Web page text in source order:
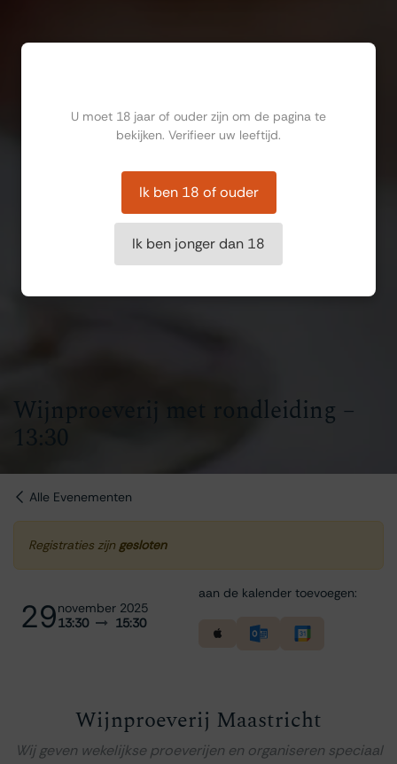
Wijnproeverij met rondleiding –
13:30
Alle Evenementen
Registraties zijn gesloten
29november 2025
13:30
15:30
aan de kalender toevoegen:
Wijnproeverij Maastricht
Wij geven wekelijkse proeverijen en organiseren speciaal
U moet 18 jaar of ouder zijn om de pagina te
bekijken. Verifieer uw leeftijd.
Ik ben 18 of ouder
Ik ben jonger dan 18